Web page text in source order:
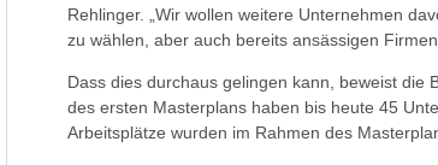
Rehlinger. „Wir wollen weitere Unternehmen
zu wählen, aber auch bereits ansässigen
Dass dies durchaus gelingen kann, beweist die
des ersten Masterplans haben bis heute 45
Arbeitsplätze wurden im Rahmen des